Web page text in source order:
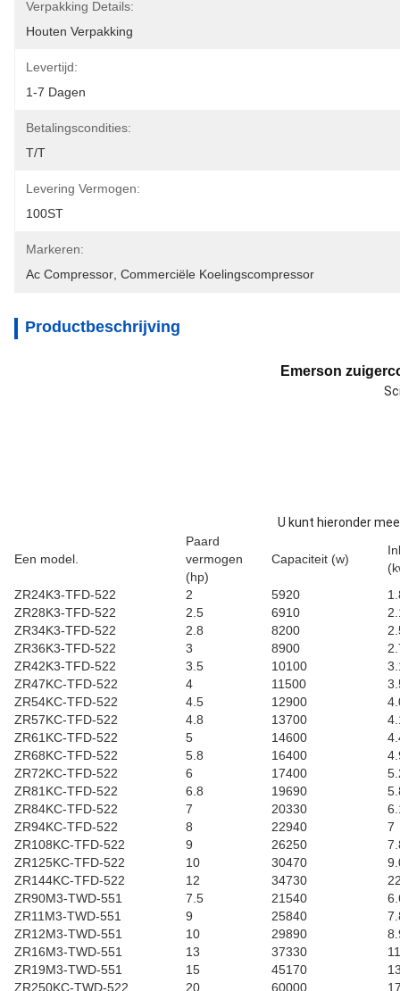
Verpakking Details:
Houten Verpakking
Levertijd:
1-7 Dagen
Betalingscondities:
T/T
Levering Vermogen:
100ST
Markeren:
Ac Compressor Commerciële Koelingscompressor
Productbeschrijving
Emerson
U kunt hieronder
Een model.
Paard
vermogen
(hp)
Capaciteit (w)
ZR24K3-TFD-522
2 5920
ZR28K3-TFD-522
2.5 6910
ZR34K3-TFD-522
2.8 8200
ZR36K3-TFD-522
3 8900
ZR42K3-TFD-522
3.5 10100
ZR47KC-TFD-522
4 11500
ZR54KC-TFD-522
4.5 12900
ZR57KC-TFD-522
4.8 13700
ZR61KC-TFD-522
5 14600
ZR68KC-TFD-522
5.8 16400
ZR72KC-TFD-522
6 17400
ZR81KC-TFD-522
6.8 19690
ZR84KC-TFD-522
7 20330
ZR94KC-TFD-522
8 22940
7
ZR108KC-TFD-522
9 26250
ZR125KC-TFD-522
10 30470
ZR144KC-TFD-522
12 34730
ZR90M3-TWD-551
7.5 21540
ZR11M3-TWD-551
9 25840
ZR12M3-TWD-551
10 29890
ZR16M3-TWD-551
13 37330
ZR19M3-TWD-551
15 45170
ZR250KC-TWD-522
20 60000